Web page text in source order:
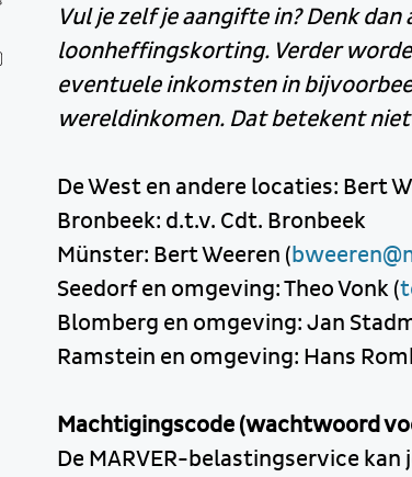
Vul je zelf je aangifte in? Denk
loonheffingskorting. Verder
eventuele inkomsten in
wereldinkomen. Dat betekent
De West en andere locaties: Bert
Bronbeek: d.t.v. Cdt. Bronbeek
Münster: Bert Weeren (
Seedorf en omgeving: Theo Vonk (
Blomberg en omgeving: Jan
Ramstein en omgeving: Hans
Machtigingscode (wachtwoord
De MARVER-belastingservice